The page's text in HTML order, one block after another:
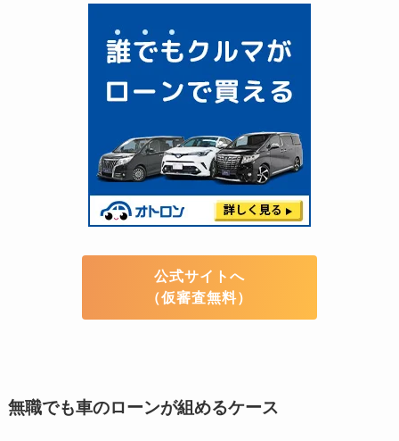
公式サイトへ
（仮審査無料）
無職でも車のローンが組めるケース